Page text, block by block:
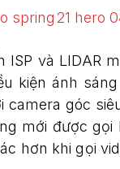
ISP và LIDAR
kiện ánh
góc
mới được gọi
hơn khi gọi